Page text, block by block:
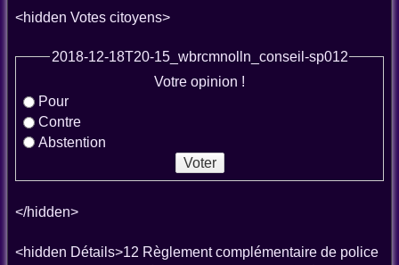
<hidden Votes citoyens>
2018-12-18T20-15_wbrcmnolln_conseil-sp012
Votre opinion !
Pour
Contre
Abstention
</hidden>
<hidden Détails>12 Règlement complémentaire de police